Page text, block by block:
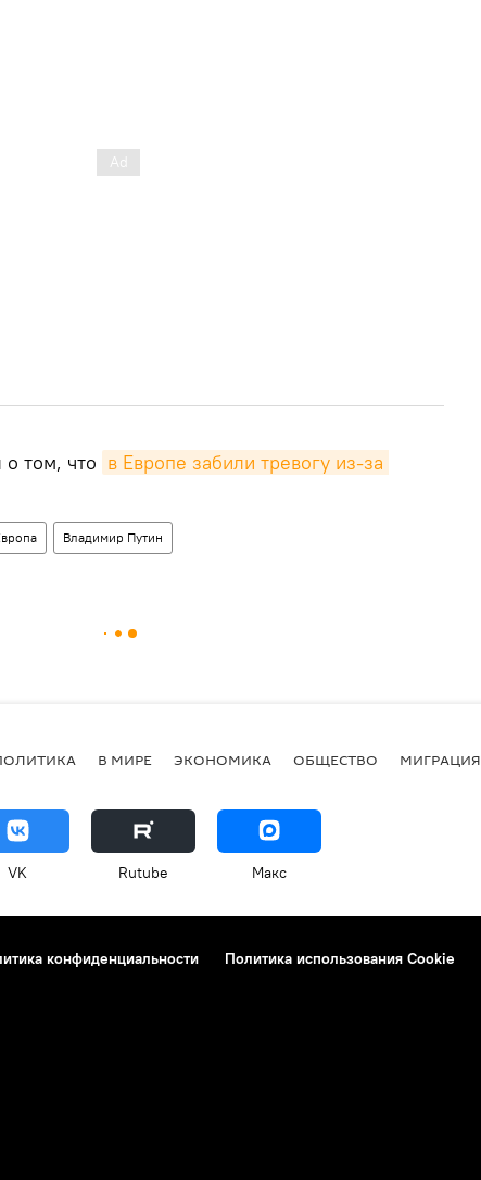
том, что в Европе забили тревогу из-за
Владимир Путин
В МИРЕ ЭКОНОМИКА ОБЩЕСТВО МИГРАЦИЯ
VK Rutube Макс
конфиденциальности Политика использования Cookie